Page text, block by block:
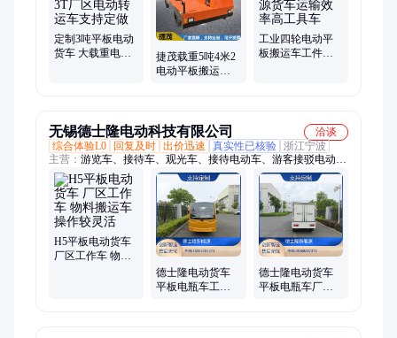
定制3吨平板电动
货车 大载重电动
捷茂载重5吨4米2
电动平板搬运车
工业四轮电动平
板搬运车工件倒
无锡德士隆电动科技有限公司
洽谈
综合体验L0
回复及时 出价迅速 真实性已核验 浙江宁波
主营： 游览车、接待车、观光车、接待电动车、游客接驳电动
车、H1电动箱式货车、电动车箱式货车、H3电动货车、H3物流
电动货车、H3电动专用货车、小型电动货车、H1-A电动双排货
车、H5电动货车、H5物流电动货车、H5中型电动货车、封闭电
动观光车、14座观光电动车、14座电动观光车、酒店接待摆渡
车、H2物料搬运车、H2厂区工作车、H2工厂物料运输车、工业
物料载运车、厂内物流运输车、车间物料转运车
H5平板电动货车
厂区工作车 物料
德士隆电动货车
平板电瓶车工地
德士隆电动货车
平板电瓶车厂区